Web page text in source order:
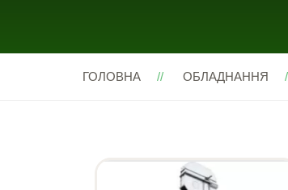
ГОЛОВНА ОБЛАДНАННЯ